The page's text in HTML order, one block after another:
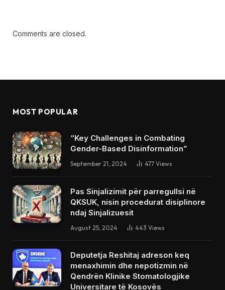
Comments are closed.
MOST POPULAR
“Key Challenges in Combating
Gender-Based Disinformation”
September 21, 2024 477 Views
Pas Sinjalizimit për parregullsi në
QKSUK, nisin procedurat disiplinore
ndaj Sinjalizuesit
August 25, 2024 443 Views
Deputetja Reshitaj adreson keq
menaxhimin dhe nepotizmin në
Qendrën Klinike Stomatologjike
Universitare të Kosovës